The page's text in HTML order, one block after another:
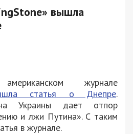
вышла
журнале
статья о Днепре.
Украины дает отпор
и лжи Путина». С таким
в журнале.